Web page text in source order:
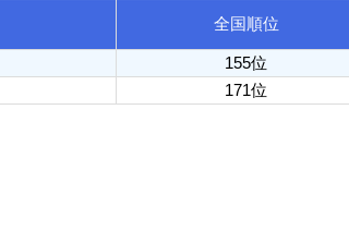
全国順位
155位
171位